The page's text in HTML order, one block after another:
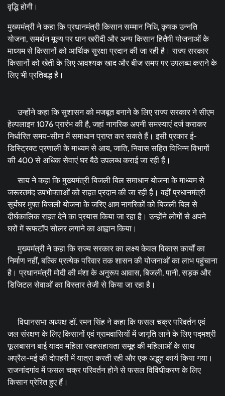
वृद्धि होगी।
मुख्यमंत्री ने कहा कि प्रधानमंत्री किसान सम्मान निधि, कृषक उन्नति
योजना, समर्थन मूल्य पर धान खरीदी और अन्य किसान हितैषी योजनाओं के
माध्यम से किसानों को आर्थिक सुरक्षा प्रदान की जा रही है। राज्य सरकार
किसानों को खेती के लिए आवश्यक खाद और बीज समय पर उपलब्ध कराने के
लिए भी प्रतिबद्ध है।
उन्होंने कहा कि सुशासन को मजबूत बनाने के लिए राज्य सरकार ने सीएम
हेल्पलाइन 1076 प्रारंभ की है, जहां नागरिक अपनी समस्याएं दर्ज कराकर
निर्धारित समय-सीमा में समाधान प्राप्त कर सकते हैं। इसी प्रकार ई-
डिस्ट्रिक्ट प्रणाली के माध्यम से आय, जाति, निवास सहित विभिन्न विभागों
की 400 से अधिक सेवाएं घर बैठे उपलब्ध कराई जा रही हैं।
साय ने कहा कि मुख्यमंत्री बिजली बिल समाधान योजना के माध्यम से
जरूरतमंद उपभोक्ताओं को राहत प्रदान की जा रही है। वहीं प्रधानमंत्री
सूर्यघर मुफ्त बिजली योजना के जरिए आम नागरिकों को बिजली बिल से
दीर्घकालिक राहत देने का प्रयास किया जा रहा है। उन्होंने लोगों से अपने
घरों में रूफटॉप सोलर लगाने का आह्वान किया।
मुख्यमंत्री ने कहा कि राज्य सरकार का लक्ष्य केवल विकास कार्यों का
निर्माण नहीं, बल्कि प्रत्येक परिवार तक शासन की योजनाओं का लाभ पहुंचाना
है। प्रधानमंत्री मोदी की मंशा के अनुरूप आवास, बिजली, पानी, सड़क और
डिजिटल सेवाओं का विस्तार तेजी से किया जा रहा है।
विधानसभा अध्यक्ष डॉ. रमन सिंह ने कहा कि फसल चक्र परिवर्तन एवं
जल संरक्षण के लिए किसानों एवं ग्रामवासियों में जागृति लाने के लिए पद्मश्री
फूलबासन बाई यादव महिला स्वहसहायता समूह की महिलाओं के साथ
अप्रैल-मई की दोपहरी में यात्रा करती रही और एक अद्भुत कार्य किया गया।
राजनांदगांव में फसल चक्र परिवर्तन होने से फसल विविधीकरण के लिए
किसान प्रेरित हुए हैं।